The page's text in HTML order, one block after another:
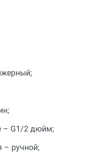
– G1/2 дюйм;
– ручной;